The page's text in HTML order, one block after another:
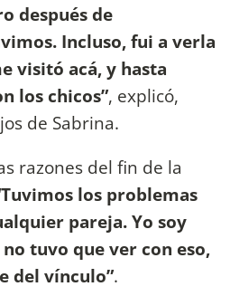
después de
Incluso, fui a verla
visitó acá, y hasta
los chicos”, explicó,
de Sabrina.
razones del fin de la
los problemas
pareja. Yo soy
tuvo que ver con eso,
del vínculo”.